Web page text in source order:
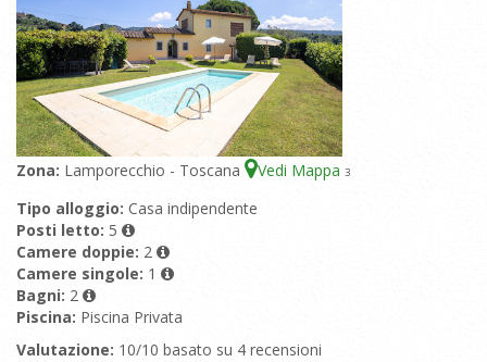
Zona: Lamporecchio - Toscana Vedi Mappa 3
Tipo alloggio: Casa indipendente
Posti letto: 5
Camere doppie: 2
Camere singole: 1
Bagni: 2
Piscina: Piscina Privata
Valutazione: 10/10 basato su 4 recensioni